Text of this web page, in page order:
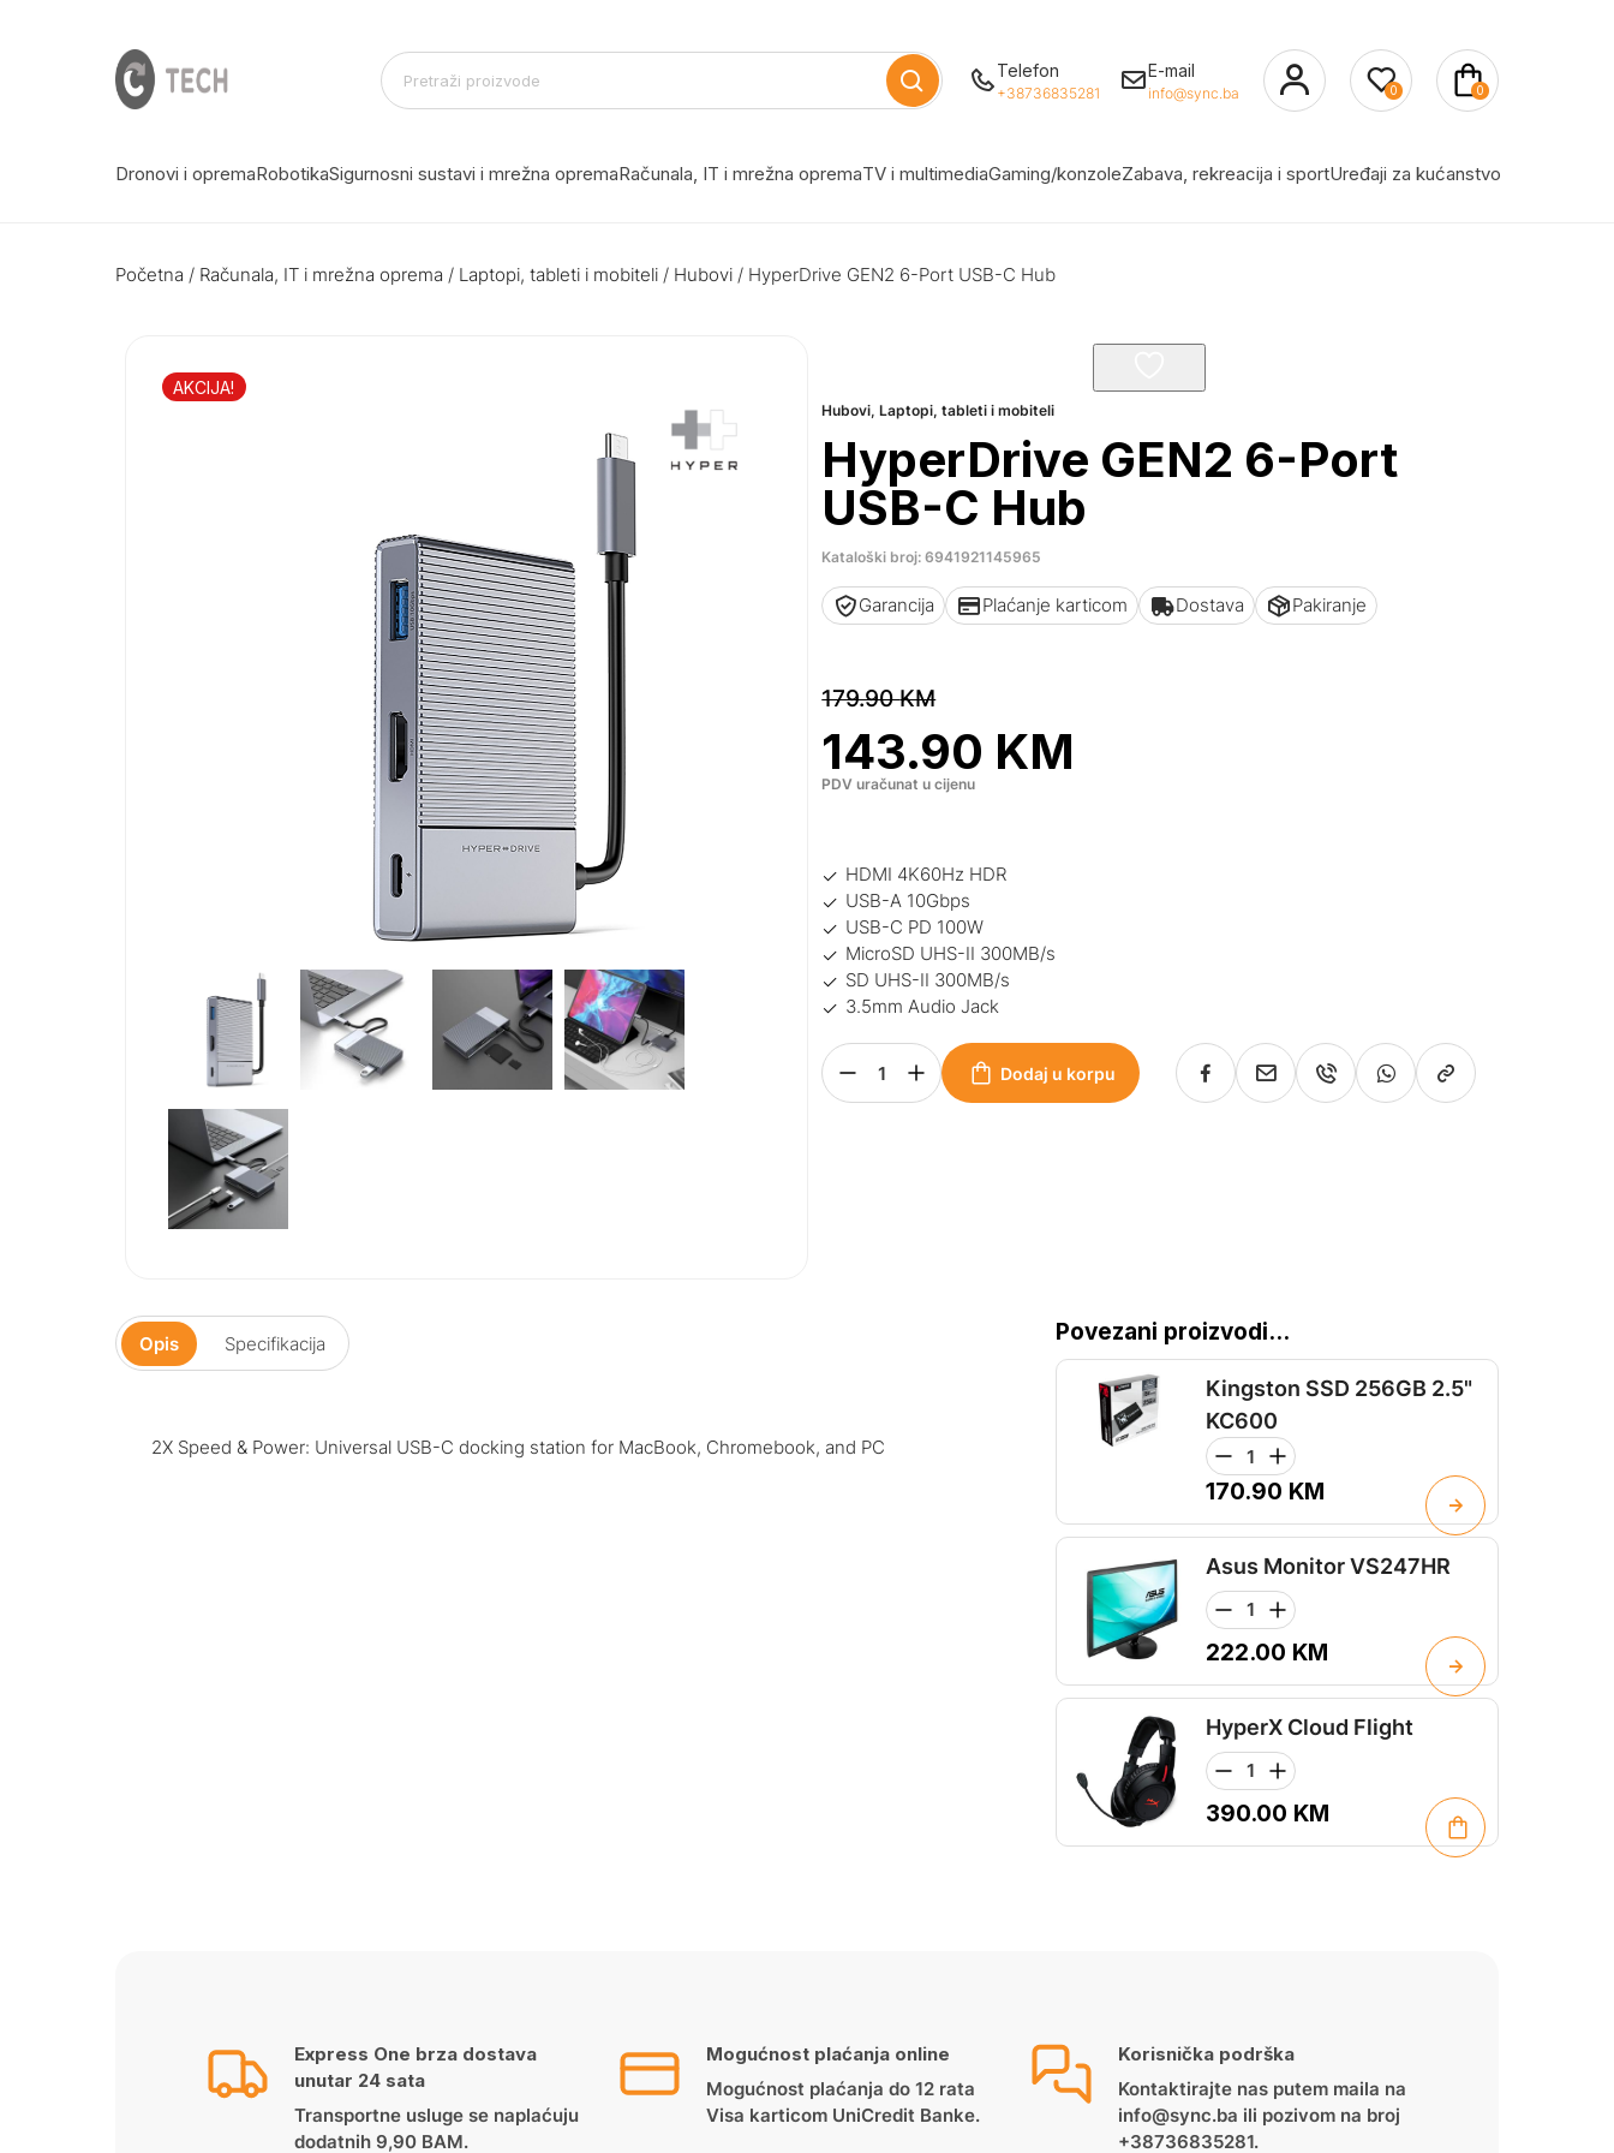
Telefon
+38736835281
E-mail
info@sync.ba 0 0
Dronovi i opremaRobotikaSigurnosni sustavi i mrežna opremaRačunala, IT i mrežna opremaTV i multimediaGaming/konzoleZabava, rekreacija i sportUređaji za kućanstvo
Početna / Računala, IT i mrežna oprema / Laptopi, tableti i mobiteli / Hubovi / HyperDrive GEN2 6-Port USB-C Hub
AKCIJA!
Hubovi,Laptopi, tableti i mobiteli
HyperDrive GEN2 6-Port
USB-C Hub
Kataloški broj: 6941921145965
Garancija Plaćanje karticom Dostava Pakiranje
179.90KM
143.90 KM
PDV uračunat u cijenu
HDMI 4K60Hz HDR
USB-A 10Gbps
USB-C PD 100W
MicroSD UHS-II 300MB/s
SD UHS-II 300MB/s
3.5mm Audio Jack
Dodaj u korpu
Opis Specifikacija
2X Speed & Power: Universal USB-C docking station for MacBook, Chromebook, and PC
Povezani proizvodi...
Kingston SSD 256GB 2.5"
KC600
170.90 KM
Asus Monitor VS247HR
222.00 KM
HyperX Cloud Flight
390.00 KM
Express One brza dostava
unutar 24 sata
Transportne usluge se naplaćuju
dodatnih 9,90 BAM.
Mogućnost plaćanja online
Mogućnost plaćanja do 12 rata
Visa karticom UniCredit Banke.
Korisnička podrška
Kontaktirajte nas putem maila na
info@sync.ba ili pozivom na broj
+38736835281.